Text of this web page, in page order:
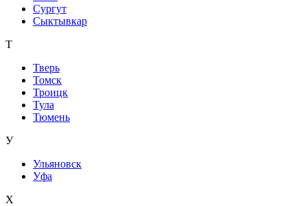
Сургут
Сыктывкар
Т
Тверь
Томск
Троицк
Тула
Тюмень
У
Ульяновск
Уфа
Х